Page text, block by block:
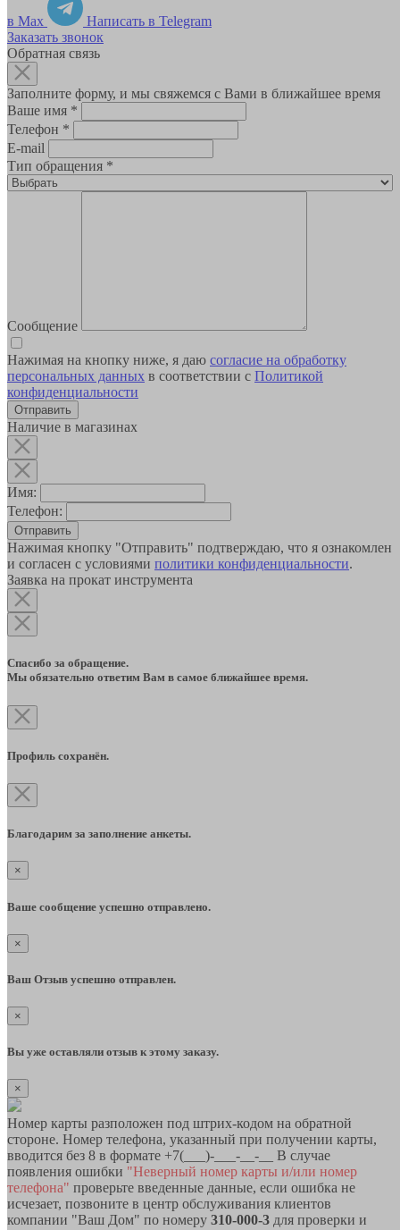
в Max
Написать в Telegram
Заказать звонок
Обратная связь
Заполните форму, и мы свяжемся с Вами в ближайшее время
Ваше имя *
Телефон *
E-mail
Тип обращения *
Сообщение
Нажимая на кнопку ниже, я даю согласие на обработку
персональных данных в соответствии с Политикой
конфиденциальности
Наличие в магазинах
Имя:
Телефон:
Отправить
Нажимая кнопку "Отправить" подтверждаю, что я ознакомлен
и согласен с условиями политики конфиденциальности.
Заявка на прокат инструмента
Спасибо за обращение.
Мы обязательно ответим Вам в самое ближайшее время.
Профиль сохранён.
Благодарим за заполнение анкеты.
×
Ваше сообщение успешно отправлено.
×
Ваш Отзыв успешно отправлен.
×
Вы уже оставляли отзыв к этому заказу.
×
Номер карты разположен под штрих-кодом на обратной
стороне. Номер телефона, указанный при получении карты,
вводится без 8 в формате +7(___)-___-__-__ В случае
появления ошибки "Неверный номер карты и/или номер
телефона" проверьте введенные данные, если ошибка не
исчезает, позвоните в центр обслуживания клиентов
компании "Ваш Дом" по номеру 310-000-3 для проверки и